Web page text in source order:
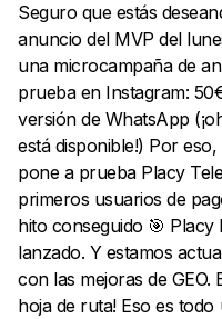
Seguro que estás
anuncio del MVP del
una microcampaña de
prueba en Instagram:
versión de WhatsApp
está disponible!) Por
pone a prueba Placy
primeros usuarios de
hito conseguido 🎯
lanzado. Y estamos
con las mejoras de GEO.
hoja de ruta! Eso es